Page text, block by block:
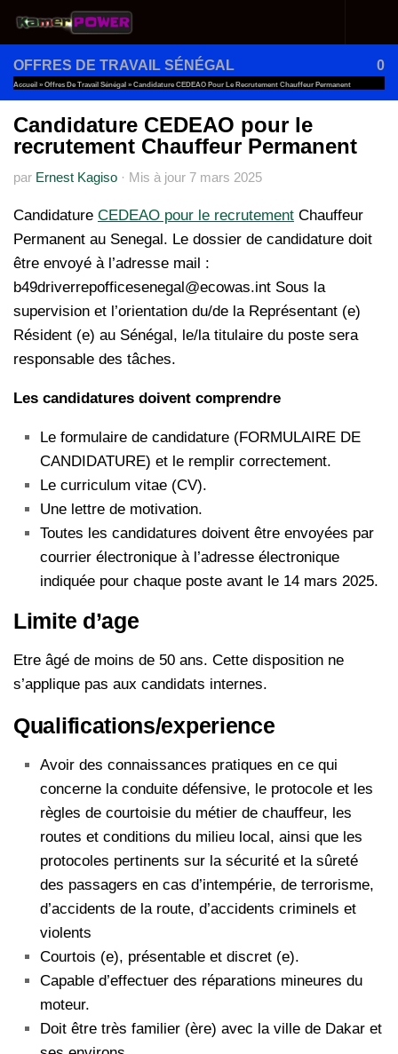
Au dessous du contenu
OFFRES DE TRAVAIL SÉNÉGAL 0
Accueil » Offres De Travail Sénégal » Candidature CEDEAO Pour Le Recrutement Chauffeur Permanent
Candidature CEDEAO pour le
recrutement Chauffeur Permanent
par Ernest Kagiso · Mis à jour 7 mars 2025
Candidature CEDEAO pour le recrutement Chauffeur
Permanent au Senegal. Le dossier de candidature doit
être envoyé à l’adresse mail :
b49driverrepofficesenegal@ecowas.int Sous la
supervision et l’orientation du/de la Représentant (e)
Résident (e) au Sénégal, le/la titulaire du poste sera
responsable des tâches.
Les candidatures doivent comprendre
Le formulaire de candidature (FORMULAIRE DE
CANDIDATURE) et le remplir correctement.
Le curriculum vitae (CV).
Une lettre de motivation.
Toutes les candidatures doivent être envoyées par
courrier électronique à l’adresse électronique
indiquée pour chaque poste avant le 14 mars 2025.
Limite d’age
Etre âgé de moins de 50 ans. Cette disposition ne
s’applique pas aux candidats internes.
Qualifications/experience
Avoir des connaissances pratiques en ce qui
concerne la conduite défensive, le protocole et les
règles de courtoisie du métier de chauffeur, les
routes et conditions du milieu local, ainsi que les
protocoles pertinents sur la sécurité et la sûreté
des passagers en cas d’intempérie, de terrorisme,
d’accidents de la route, d’accidents criminels et
violents
Courtois (e), présentable et discret (e).
Capable d’effectuer des réparations mineures du
moteur.
Doit être très familier (ère) avec la ville de Dakar et